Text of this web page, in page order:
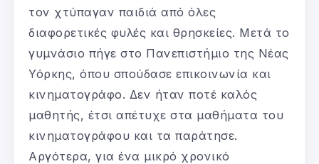
τον χτύπαγαν παιδιά από όλες
διαφορετικές φυλές και θρησκείες. Μετά το
γυμνάσιο πήγε στο Πανεπιστήμιο της Νέας
Υόρκης, όπου σπούδασε επικοινωνία και
κινηματογράφο. Δεν ήταν ποτέ καλός
μαθητής, έτσι απέτυχε στα μαθήματα του
κινηματογράφου και τα παράτησε.
Αργότερα, για ένα μικρό χρονικό